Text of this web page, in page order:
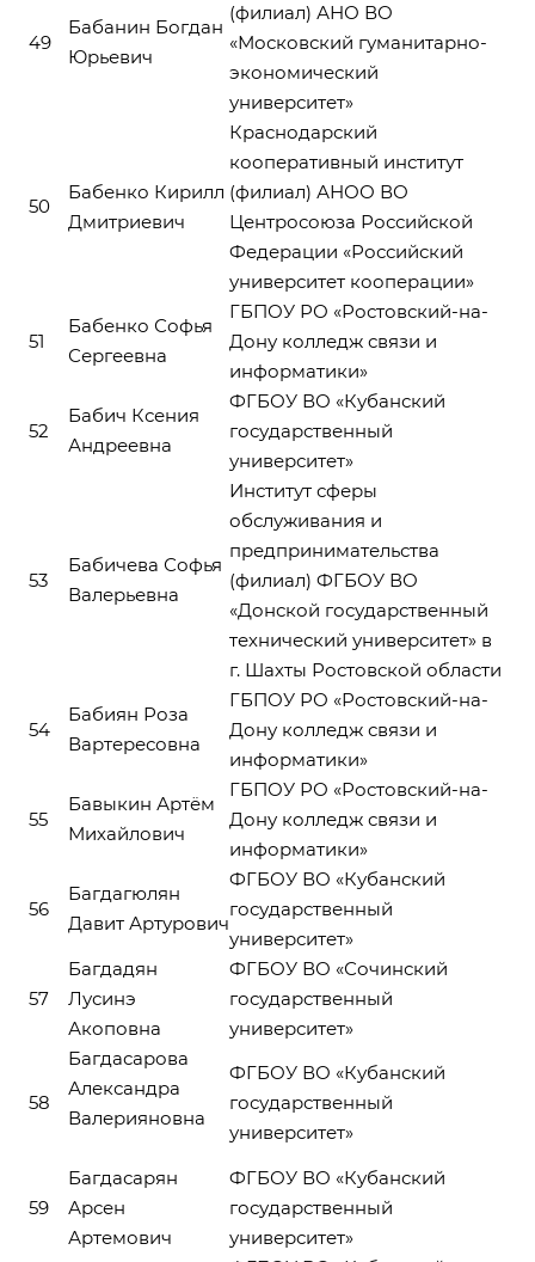
49
Бабанин Богдан
Юрьевич
(филиал) АНО ВО
«Московский гуманитарно-
экономический
университет»
50
Бабенко Кирилл
Дмитриевич
Краснодарский
кооперативный институт
(филиал) АНОО ВО
Центросоюза Российской
Федерации «Российский
университет кооперации»
51
Бабенко Софья
Сергеевна
ГБПОУ РО «Ростовский-на-
Дону колледж связи и
информатики»
52
Бабич Ксения
Андреевна
ФГБОУ ВО «Кубанский
государственный
университет»
53
Бабичева Софья
Валерьевна
Институт сферы
обслуживания и
предпринимательства
(филиал) ФГБОУ ВО
«Донской государственный
технический университет» в
г. Шахты Ростовской области
54
Бабиян Роза
Вартересовна
ГБПОУ РО «Ростовский-на-
Дону колледж связи и
информатики»
55
Бавыкин Артём
Михайлович
ГБПОУ РО «Ростовский-на-
Дону колледж связи и
информатики»
56
Багдагюлян
Давит Артурович
ФГБОУ ВО «Кубанский
государственный
университет»
57
Багдадян
Лусинэ
Акоповна
ФГБОУ ВО «Сочинский
государственный
университет»
58
Багдасарова
Александра
Валерияновна
ФГБОУ ВО «Кубанский
государственный
университет»
59
Багдасарян
Арсен
Артемович
ФГБОУ ВО «Кубанский
государственный
университет»